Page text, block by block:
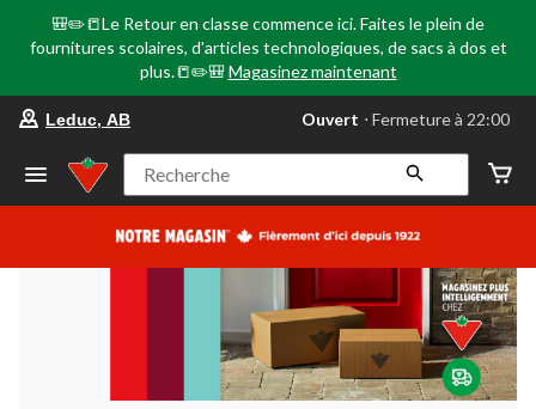
🎒✏️📒Le Retour en classe commence ici. Faites le plein de
fournitures scolaires, d'articles technologiques, de sacs à dos et
plus.📒✏️🎒 Magasinez maintenant
votre
préféré
Leduc,
AB,
courament
Fermeture
à
22:00
cliquer
pour
changer
Leduc, AB Ouvert ⋅ Fermeture à 22:00
Recherche